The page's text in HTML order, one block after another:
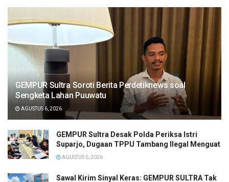
GEMPUR Sultra Soroti Berita Perdetiknews soal
Sengketa Lahan Puuwatu
AGUSTUS 6, 2026
GEMPUR Sultra Desak Polda Periksa Istri
Suparjo, Dugaan TPPU Tambang Ilegal Menguat
AGUSTUS 6, 2026
Sawal Kirim Sinyal Keras: GEMPUR SULTRA Tak